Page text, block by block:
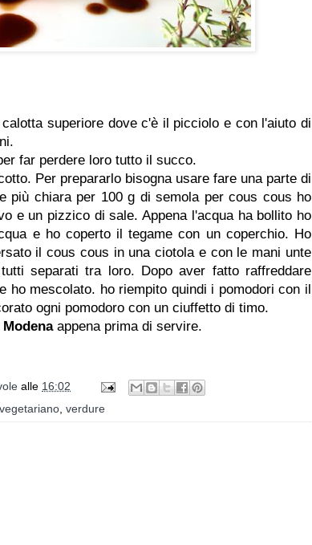
superiore dove c'è il picciolo e con l'aiuto di
far perdere loro tutto il succo.
Per prepararlo bisogna usare fare una parte di
più chiara per 100 g di semola per cous cous ho
e un pizzico di sale. Appena l'acqua ha bollito ho
e ho coperto il tegame con un coperchio. Ho
il cous cous in una ciotola e con le mani unte
separati tra loro. Dopo aver fatto raffreddare
ho mescolato. ho riempito quindi i pomodori con il
ogni pomodoro con un ciuffetto di timo.
appena prima di servire.
alle 16:02
vegetariano verdure